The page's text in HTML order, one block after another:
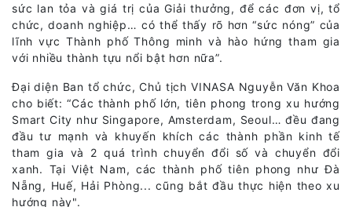
sức lan tỏa và giá trị của Giải thưởng, để các đơn vị, tổ
chức, doanh nghiệp… có thể thấy rõ hơn “sức nóng” của
lĩnh vực Thành phố Thông minh và hào hứng tham gia
với nhiều thành tựu nổi bật hơn nữa”.
Đại diện Ban tổ chức, Chủ tịch VINASA Nguyễn Văn Khoa
cho biết: “Các thành phố lớn, tiên phong trong xu hướng
Smart City như Singapore, Amsterdam, Seoul… đều đang
đầu tư mạnh và khuyến khích các thành phần kinh tế
tham gia và 2 quá trình chuyển đổi số và chuyển đổi
xanh. Tại Việt Nam, các thành phố tiên phong như Đà
Nẵng, Huế, Hải Phòng... cũng bắt đầu thực hiện theo xu
hướng này".